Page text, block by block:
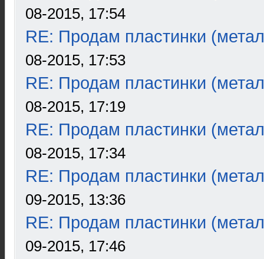
08-2015, 17:54
RE: Продам пластинки
08-2015, 17:53
RE: Продам пластинки
08-2015, 17:19
RE: Продам пластинки
08-2015, 17:34
RE: Продам пластинки
09-2015, 13:36
RE: Продам пластинки
09-2015, 17:46